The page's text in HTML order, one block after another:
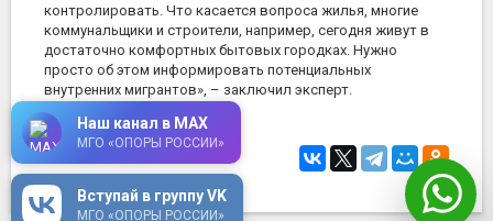
контролировать. Что касается вопроса жилья, многие
коммунальщики и строители, например, сегодня живут в
достаточно комфортных бытовых городках. Нужно
просто об этом информировать потенциальных
внутренних мигрантов», – заключил эксперт.
Вступай в группу VK
МГО «ОПОРЫ РОССИИ»
Наш канал в MAX
МГО «ОПОРЫ РОССИИ»